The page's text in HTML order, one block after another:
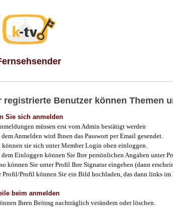
registrierte Benutzer können Themen
Sie sich anmelden
müssen erst vom Admin bestätigt werden
dem Anmelden wird Ihnen das Passwort per Email gesendet.
können sie sich unter Member Login oben einloggen.
dem Einloggen können Sie Ihre persönlichen Angaben unter
können Sie unter Profil Ihre Signatur eingeben (dann
Profil/Profil können Sie ein Bild hochladen, das dann links im
beim anmelden
Ihren Beitrag nachträglich verändern oder löschen.